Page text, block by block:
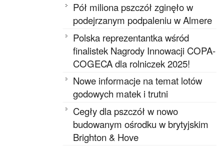
Pół miliona pszczół zginęło w
podejrzanym podpaleniu w Almere
Polska reprezentantka wśród
finalistek Nagrody Innowacji COPA-
COGECA dla rolniczek 2025!
Nowe informacje na temat lotów
godowych matek i trutni
Cegły dla pszczół w nowo
budowanym ośrodku w brytyjskim
Brighton & Hove